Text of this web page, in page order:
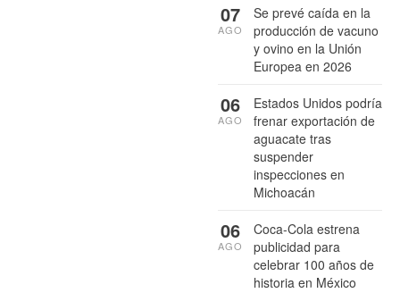
Se prevé caída en la
producción de vacuno
y ovino en la Unión
Europea en 2026
07
AGO
Estados Unidos podría
frenar exportación de
aguacate tras
suspender
inspecciones en
Michoacán
06
AGO
Coca-Cola estrena
publicidad para
celebrar 100 años de
historia en México
06
AGO